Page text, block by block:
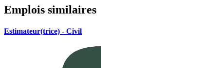
Emplois similaires
Estimateur(trice) - Civil